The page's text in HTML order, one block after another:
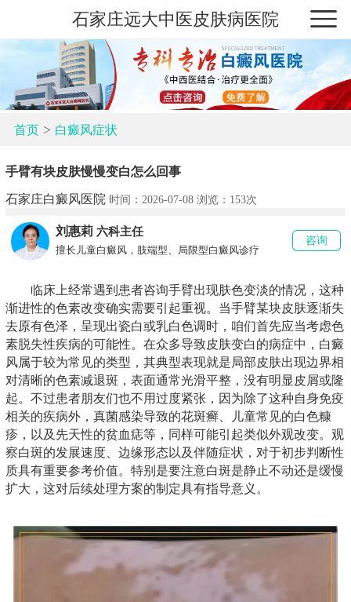
石家庄远大中医皮肤病医院
首页> 白癜风症状
手臂有块皮肤慢慢变白怎么回事
石家庄白癜风医院 时间：2026-07-08 浏览： 153次
刘惠莉 六科主任
擅长儿童白癜风，肢端型、局限型白癜风诊疗
咨询
临床上经常遇到患者咨询手臂出现肤色变淡的情况，这种
渐进性的色素改变确实需要引起重视。当手臂某块皮肤逐渐失
去原有色泽，呈现出瓷白或乳白色调时，咱们首先应当考虑色
素脱失性疾病的可能性。在众多导致皮肤变白的病症中，白癜
风属于较为常见的类型，其典型表现就是局部皮肤出现边界相
对清晰的色素减退斑，表面通常光滑平整，没有明显皮屑或隆
起。不过患者朋友们也不用过度紧张，因为除了这种自身免疫
相关的疾病外，真菌感染导致的花斑癣、儿童常见的白色糠
疹，以及先天性的贫血痣等，同样可能引起类似外观改变。观
察白斑的发展速度、边缘形态以及伴随症状，对于初步判断性
质具有重要参考价值。特别是要注意白斑是静止不动还是缓慢
扩大，这对后续处理方案的制定具有指导意义。